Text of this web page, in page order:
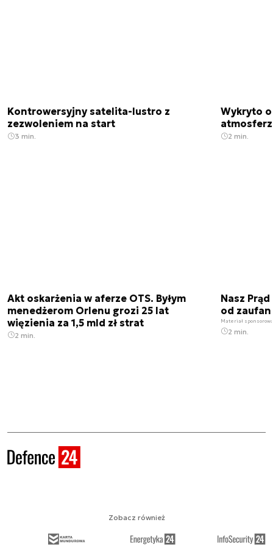
Kontrowersyjny satelita-lustro z
zezwoleniem na start
3 min.
Wykryto
2 min.
Akt oskarżenia w aferze OTS. Byłym
menedżerom Orlenu grozi 25 lat
więzienia za 1,5 mld zł strat
2 min.
Nasz
od
Materiał
2 min.
Zobacz również